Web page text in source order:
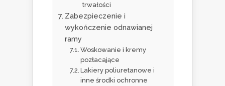
trwałości
Zabezpieczenie i
wykończenie odnawianej
ramy
Woskowanie i kremy
pozłacające
Lakiery poliuretanowe i
inne środki ochronne